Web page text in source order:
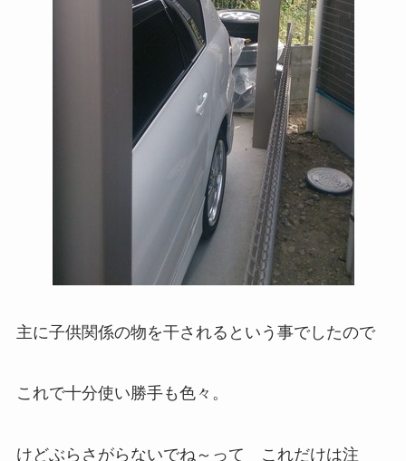
主に子供関係の物を干されるという事でしたので
これで十分使い勝手も色々。
けどぶらさがらないでね～って これだけは注